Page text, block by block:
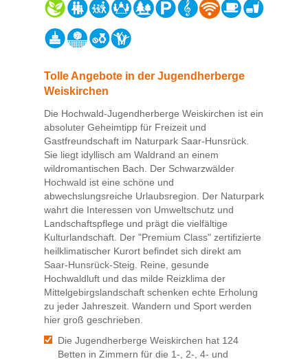
Tolle Angebote in der Jugendherberge
Weiskirchen
Die Hochwald-Jugendherberge Weiskirchen ist ein
absoluter Geheimtipp für Freizeit und
Gastfreundschaft im Naturpark Saar-Hunsrück.
Sie liegt idyllisch am Waldrand an einem
wildromantischen Bach. Der Schwarzwälder
Hochwald ist eine schöne und
abwechslungsreiche Urlaubsregion. Der Naturpark
wahrt die Interessen von Umweltschutz und
Landschaftspflege und prägt die vielfältige
Kulturlandschaft. Der "Premium Class" zertifizierte
heilklimatischer Kurort befindet sich direkt am
Saar-Hunsrück-Steig. Reine, gesunde
Hochwaldluft und das milde Reizklima der
Mittelgebirgslandschaft schenken echte Erholung
zu jeder Jahreszeit. Wandern und Sport werden
hier groß geschrieben.
Die Jugendherberge Weiskirchen hat 124
Betten in Zimmern für die 1-, 2-, 4- und